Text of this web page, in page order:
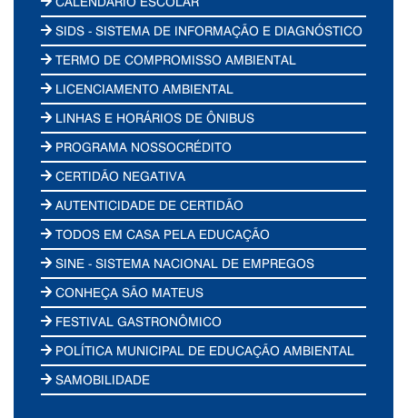
SIDS - SISTEMA DE INFORMAÇÃO E DIAGNÓSTICO
TERMO DE COMPROMISSO AMBIENTAL
LICENCIAMENTO AMBIENTAL
LINHAS E HORÁRIOS DE ÔNIBUS
PROGRAMA NOSSOCRÉDITO
CERTIDÃO NEGATIVA
AUTENTICIDADE DE CERTIDÃO
TODOS EM CASA PELA EDUCAÇÃO
SINE - SISTEMA NACIONAL DE EMPREGOS
CONHEÇA SÃO MATEUS
FESTIVAL GASTRONÔMICO
POLÍTICA MUNICIPAL DE EDUCAÇÃO AMBIENTAL
SAMOBILIDADE